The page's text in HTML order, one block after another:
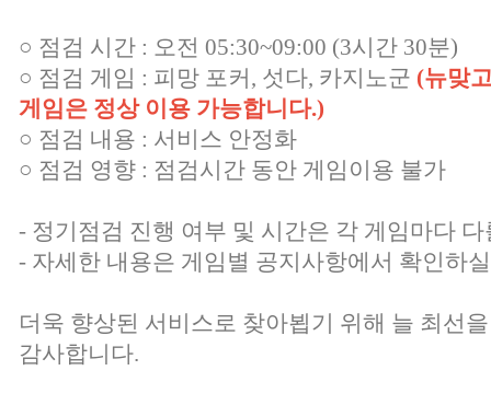
○ 점검 시간 : 오전 05:30~09:00 (3시간 30분)
○ 점검 게임 : 피망 포커, 섯다, 카지노군 (뉴맞
게임은 정상 이용 가능합니다.)
○ 점검 내용 : 서비스 안정화
○ 점검 영향 : 점검시간 동안 게임이용 불가
- 정기점검 진행 여부 및 시간은 각 게임마다
- 자세한 내용은 게임별 공지사항에서 확인하
더욱 향상된 서비스로 찾아뵙기 위해 늘 최선
감사합니다.